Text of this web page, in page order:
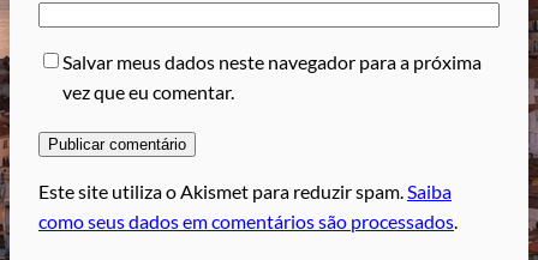
Salvar meus dados neste navegador para a próxima
vez que eu comentar.
Este site utiliza o Akismet para reduzir spam.Saiba
como seus dados em comentários são processados.